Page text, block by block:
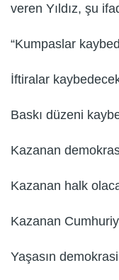
veren Yıldız, şu
“Kumpaslar
İftiralar
Baskı düzeni
Kazanan
Kazanan halk
Kazanan
Yaşasın